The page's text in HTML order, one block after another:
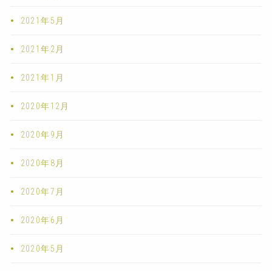
2021年5月
2021年2月
2021年1月
2020年12月
2020年9月
2020年8月
2020年7月
2020年6月
2020年5月